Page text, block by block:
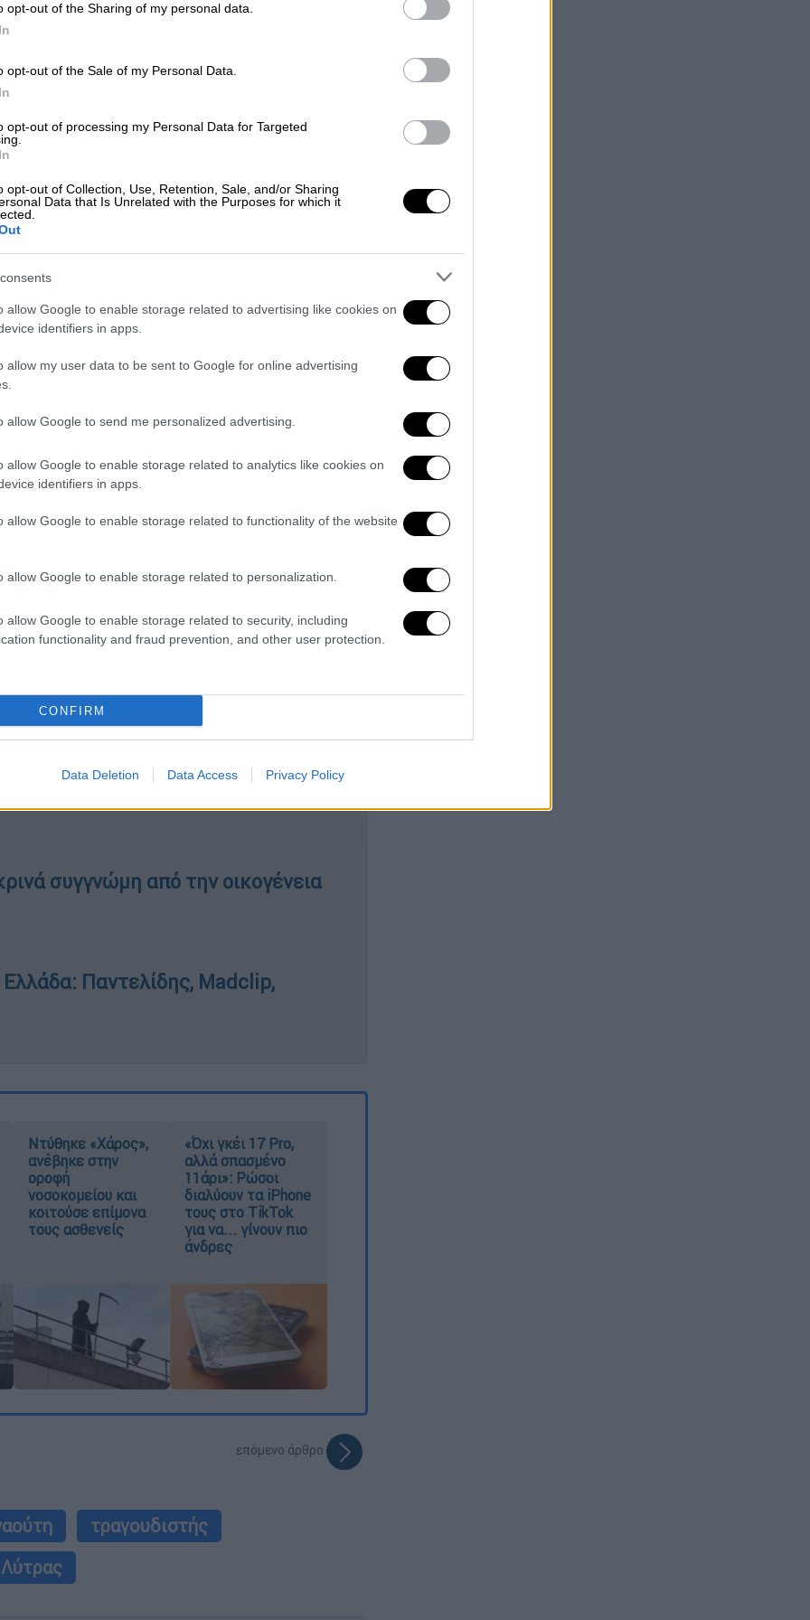
opt-out of the Sharing of my personal data.
opt-out of the Sale of my Personal Data.
opt-out of processing my Personal Data for Targeted
opt-out of Collection, Use, Retention, Sale, and/or Sharing
Data that Is Unrelated with the Purposes for which it
allow Google to enable storage related to advertising like cookies on
identifiers in apps.
allow my user data to be sent to Google for online advertising
allow Google to send me personalized advertising.
allow Google to enable storage related to analytics like cookies on
identifiers in apps.
allow Google to enable storage related to functionality of the website
allow Google to enable storage related to personalization.
allow Google to enable storage related to security, including
functionality and fraud prevention, and other user protection.
CONFIRM
Data Deletion Data Access Privacy Policy
από τις ιατροδικαστικές εκθέσεις.
Λύτρας.
ότι το δικαστήριο θα
προκύπτει ότι δεν οδηγούσε ο
θα το δει αυτό», πρόσθεσε ο
την εταιρεία που ασφάλιζε το
Παντελίδης,
αποζημίωση.Όπως εξηγεί λεπτομερώς
βλάβη, 500.000 ευρώ για οικονομική
που θα είχε τα επόμενα 20 χρόνια, αν
πλαστικές επεμβάσεις επανορθωτικής
αφορά νοσήλια, αποκλειστικές
στο αυτοκίνητο αξιώνει το ποσό των
την ηθική βλάβη και το υπόλοιπο
να κυκλοφορήσω όλα τα
Παντελίδη τραγουδώντας «Δεν
η υπόθεση - Απορρίφθηκε η
συγγνώμη από την οικογένεια
Παντελίδης, Madclip,
Ντύθηκε «Χάρος»,
ανέβηκε στην
οροφή
νοσοκομείου και
κοιτούσε επίμονα
τους ασθενείς
«Όχι γκέι 17 Pro,
αλλά σπασμένο
11άρι»: Ρώσοι
διαλύουν τα iPhone
τους στο TikTok
για να... γίνουν πιο
άνδρες
επόμενο άρθρο
τραγουδιστής